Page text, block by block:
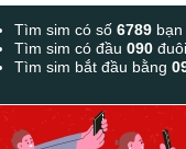
Tìm sim có số6789
Tìm sim có đầu090
Tìm sim bắt đầu bằng